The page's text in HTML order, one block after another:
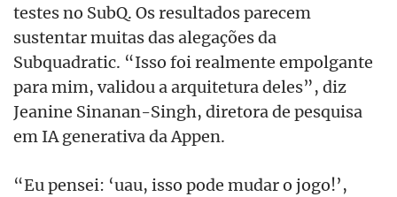
testes no SubQ. Os resultados parecem
sustentar muitas das alegações da
Subquadratic. “Isso foi realmente empolgante
para mim, validou a arquitetura deles”, diz
Jeanine Sinanan-Singh, diretora de pesquisa
em IA generativa da Appen.
“Eu pensei: ‘uau, isso pode mudar o jogo!’,